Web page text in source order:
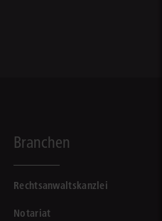
Branchen
Rechtsanwaltskanzlei
Notariat